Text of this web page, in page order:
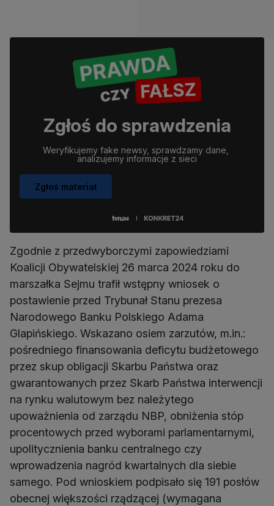
Zgłoś do sprawdzenia
Weryfikujemy fake newsy, sprawdzamy dane,
analizujemy informacje z sieci
Zgłoś materiał
Zgodnie z przedwyborczymi zapowiedziami
Koalicji Obywatelskiej 26 marca 2024 roku do
marszałka Sejmu trafił wstępny wniosek o
postawienie przed Trybunał Stanu prezesa
Narodowego Banku Polskiego Adama
Glapińskiego. Wskazano osiem zarzutów, m.in.:
pośredniego finansowania deficytu budżetowego
przez skup obligacji Skarbu Państwa oraz
gwarantowanych przez Skarb Państwa interwencji
na rynku walutowym bez należytego
upoważnienia od zarządu NBP, obniżenia stóp
procentowych przed wyborami parlamentarnymi,
upolitycznienia banku centralnego czy
wprowadzenia nagród kwartalnych dla siebie
samego. Pod wnioskiem podpisało się 191 posłów
obecnej większości rządzącej (wymagana